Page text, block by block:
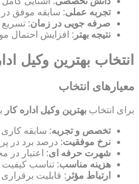
تجربه عملی: سابقه موفق در
صرفه جویی در زمان:
نتیجه بهتر : افزایش احتمال
انتخاب بهترین وکیل
معیارهای انتخاب
برای انتخاب بهترین وکیل اداره کار
تخصص و تجربه: سابقه کاری
نرخ موفقیت: درصد برد در
شهرت حرفه ای: اعتبار در
هزینه مناسب: تناسب
ارتباط مؤثر : قابلیت